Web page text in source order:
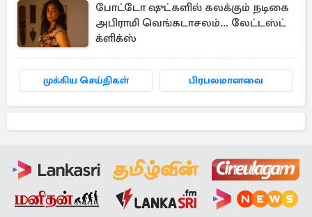
போட்டோ ஷுட்களில் கலக்கும் நடிகை
அபிராமி வெங்கடாசலம்... லேட்டஸ்ட்
க்ளிக்ஸ்
முக்கிய செய்திகள் பிரபலமானவை